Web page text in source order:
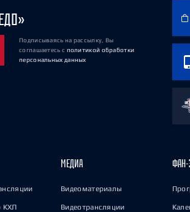
Подписываясь на рассылку, Вы
соглашаетесь с политикой обработки
персональных данных
КХЛ
МЕДИА
Видеоматериалы
Видеотрансляции
ФАН-